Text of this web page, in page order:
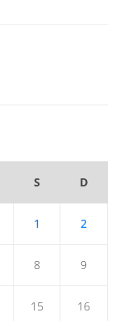
S D
1 2
8 9
15 16